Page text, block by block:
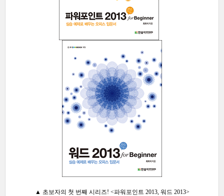
▲ 초보자의 첫 번째 시리즈! <파워포인트 2013, 워드 2013>